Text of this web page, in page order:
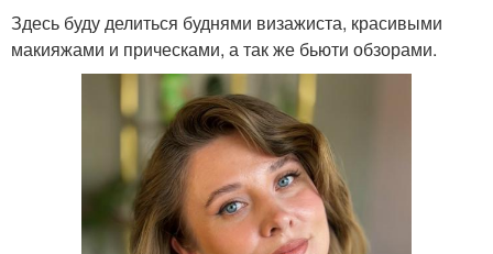
Здесь буду делиться буднями визажиста, красивыми
макияжами и прическами, а так же бьюти обзорами.